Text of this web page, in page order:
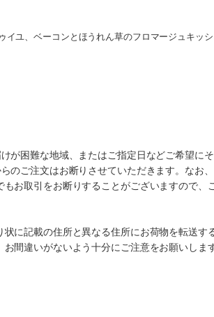
ユ、ベーコンとほうれん草のフロマージュキッ
困難な地域、またはご指定日などご希望にそ
のご注文はお断りさせていただきます。なお
お取引をお断りすることがございますので、
に記載の住所と異なる住所にお荷物を転送す
間違いがないよう十分にご注意をお願いします